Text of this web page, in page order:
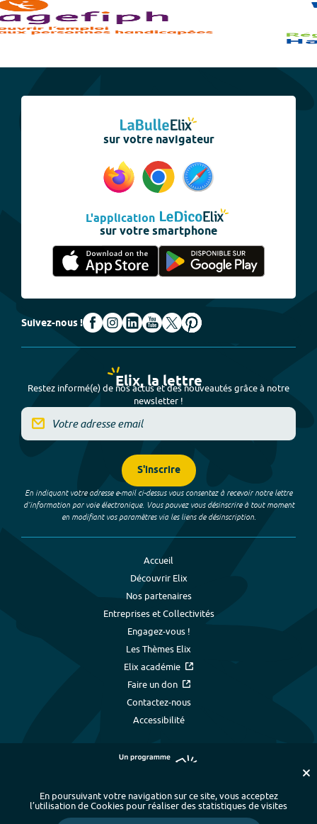
sur votre navigateur
L'application
sur votre smartphone
Suivez-nous !
Elix, la lettre
Restez informé(e) de nos actus et des nouveautés grâce à notre
newsletter !
S'inscrire
En indiquant votre adresse e-mail ci-dessus vous consentez à recevoir notre lettre
d’information par voie électronique. Vous pouvez vous désinscrire à tout moment
en modifiant vos paramètres via les liens de désinscription.
Accueil
Découvrir Elix
Nos partenaires
Entreprises et Collectivités
Engagez-vous !
Les Thèmes Elix
Elix académie
Faire un don
Contactez-nous
Accessibilité
Plan du site - Index alphabétique -
En poursuivant votre navigation sur ce site, vous acceptez
l’utilisation de Cookies pour réaliser des statistiques de visites